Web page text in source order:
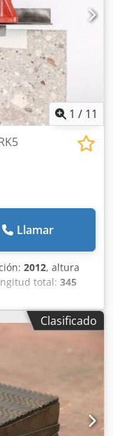
detalles
1 / 11
Llamar
2012, altura
total: 345
FABRICACIÓN:
de fabricación:
Dksdpezqm
Tenga en cuenta:
de
del
con la mejor
exactitud. En
ni unas
que
Clasificado